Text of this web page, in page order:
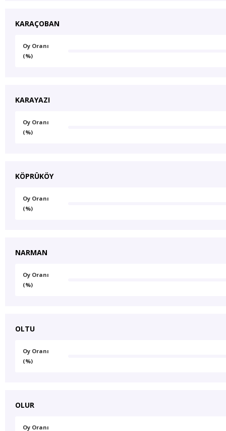
KARAÇOBAN
Oy Oranı
(%)
KARAYAZI
Oy Oranı
(%)
KÖPRÜKÖY
Oy Oranı
(%)
NARMAN
Oy Oranı
(%)
OLTU
Oy Oranı
(%)
OLUR
Oy Oranı